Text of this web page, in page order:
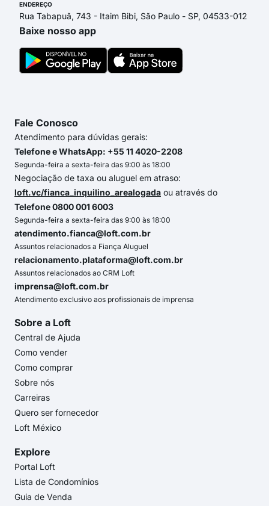
ENDEREÇO
Rua Tabapuã, 743 - Itaim Bibi, São Paulo - SP, 04533-012
Baixe nosso app
Fale Conosco
Atendimento para dúvidas gerais:
Telefone e WhatsApp: +55 11 4020-2208
Segunda-feira a sexta-feira das 9:00 às 18:00
Negociação de taxa ou aluguel em atraso:
loft.vc/fianca_inquilino_arealogada ou através do
Telefone 0800 001 6003
Segunda-feira a sexta-feira das 9:00 às 18:00
atendimento.fianca@loft.com.br
Assuntos relacionados a Fiança Aluguel
relacionamento.plataforma@loft.com.br
Assuntos relacionados ao CRM Loft
imprensa@loft.com.br
Atendimento exclusivo aos profissionais de imprensa
Sobre a Loft
Central de Ajuda
Como vender
Como comprar
Sobre nós
Carreiras
Quero ser fornecedor
Loft México
Explore
Portal Loft
Lista de Condomínios
Guia de Venda